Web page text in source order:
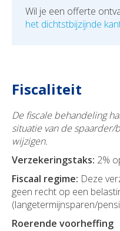
Wil je een offerte
het dichtstbijzijnde
Fiscaliteit
De fiscale behandeling
situatie van de spaarder/
wijzigen.
Verzekeringstaks: 2%
Fiscaal regime: Deze
geen recht op een
(langetermijnsparen/
Roerende voorheffing